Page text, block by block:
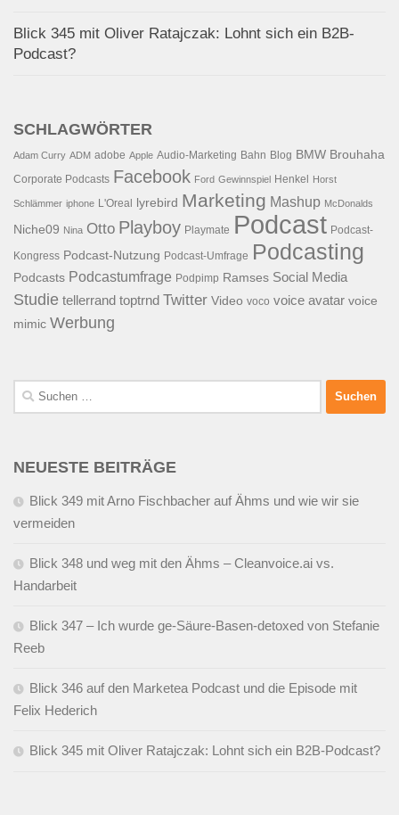
Blick 345 mit Oliver Ratajczak: Lohnt sich ein B2B-
Podcast?
SCHLAGWÖRTER
Adam Curry ADM adobe Apple Audio-Marketing Bahn Blog BMW Brouhaha
Corporate Podcasts Facebook Ford Gewinnspiel Henkel Horst
Schlämmer iphone L'Oreal lyrebird Marketing Mashup McDonalds
Niche09 Nina Otto Playboy Playmate Podcast Podcast-
Kongress Podcast-Nutzung Podcast-Umfrage Podcasting
Podcasts Podcastumfrage Podpimp Ramses Social Media
Studie tellerrand toptrnd Twitter Video voco voice avatar voice
mimic Werbung
Suchen
nach:
NEUESTE BEITRÄGE
Blick 349 mit Arno Fischbacher auf Ähms und wie wir sie
vermeiden
Blick 348 und weg mit den Ähms – Cleanvoice.ai vs.
Handarbeit
Blick 347 – Ich wurde ge-Säure-Basen-detoxed von Stefanie
Reeb
Blick 346 auf den Marketea Podcast und die Episode mit
Felix Hederich
Blick 345 mit Oliver Ratajczak: Lohnt sich ein B2B-Podcast?